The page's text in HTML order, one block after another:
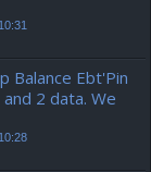
Balance Ebt'Pin
2 data. We